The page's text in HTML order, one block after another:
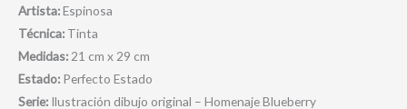
Artista:Espinosa
Técnica: Tinta
Medidas: 21 cm x 29 cm
Estado: Perfecto Estado
Serie: Ilustración dibujo original – Homenaje Blueberry